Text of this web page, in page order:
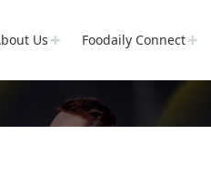
Us Foodaily Connect